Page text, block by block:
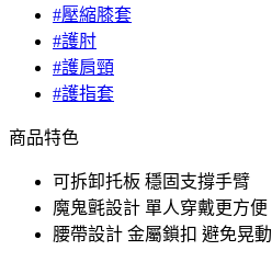
#壓縮膝套
#護肘
#護肩頸
#護指套
商品特色
可拆卸托板 穩固支撐手臂
魔鬼氈設計 單人穿戴更方便
腰帶設計 金屬鎖扣 避免晃動